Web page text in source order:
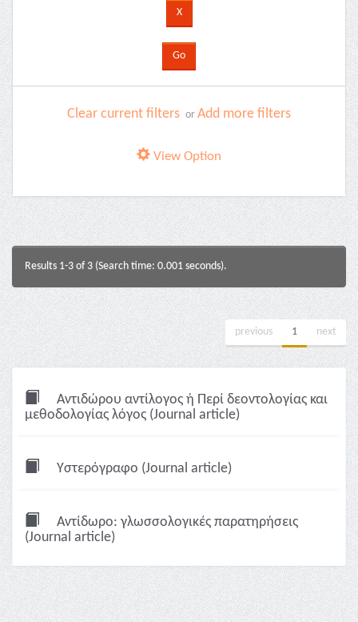
Clear current filters or Add more filters
View Option
Results 1-3 of 3 (Search time: 0.001 seconds).
previous 1 next
Αντιδώρου αντίλογος ή Περί δεοντολογίας και
μεθοδολογίας λόγος (Journal article)
Υστερόγραφο (Journal article)
Αντίδωρο: γλωσσολογικές παρατηρήσεις
(Journal article)